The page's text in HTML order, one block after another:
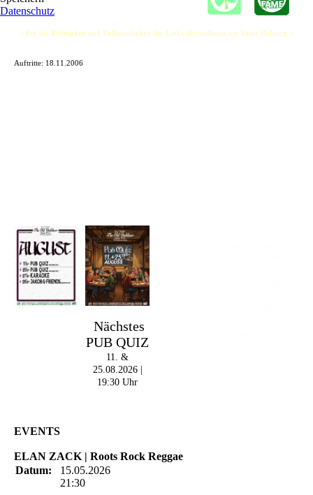
+ Für die Richtigkeit und Vollständigkeit der Links übernehmen wir keine Haftung +
Auftritte: 18.11.2006
Nächstes
PUB QUIZ
11. &
25.08.2026 |
19:30 Uhr
EVENTS
ELAN ZACK | Roots Rock Reggae
Datum:
15.05.2026
21:30
Datenschutz